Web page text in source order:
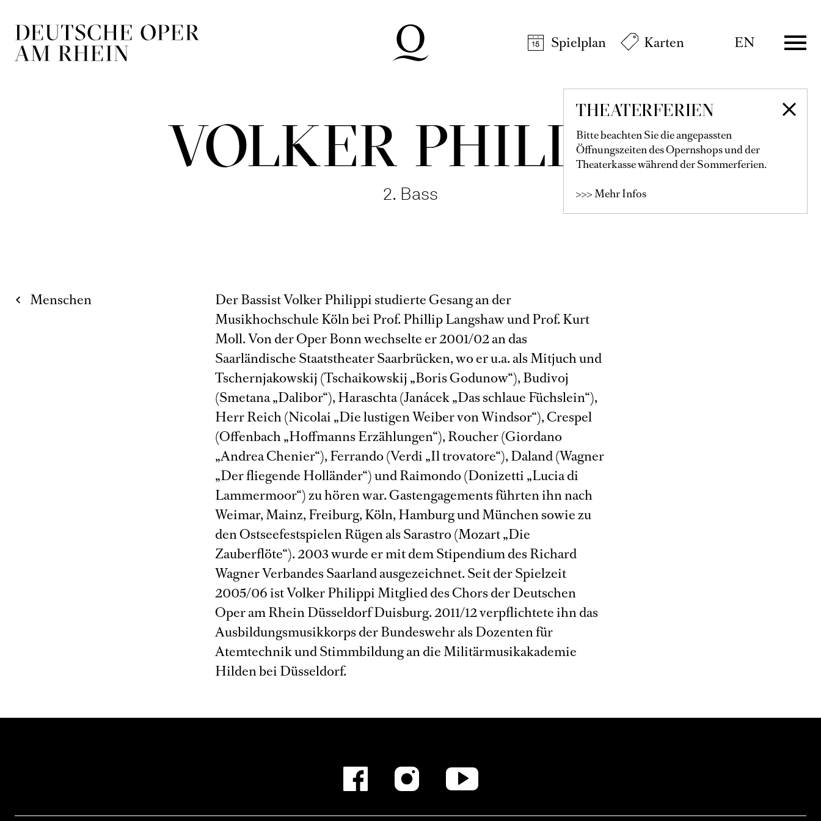
Spielplan
Karten EN
THEATERFERIEN
Bitte beachten Sie die angepassten
Öffnungszeiten des Opernshops und der
Theaterkasse während der Sommerferien.
>>> Mehr Infos
VOLKER PHILIPPI
2. Bass
Menschen
Der Bassist Volker Philippi studierte Gesang an der
Musikhochschule Köln bei Prof. Phillip Langshaw und Prof. Kurt
Moll. Von der Oper Bonn wechselte er 2001/02 an das
Saarländische Staatstheater Saarbrücken, wo er u.a. als Mitjuch und
Tschernjakowskij (Tschaikowskij „Boris Godunow“), Budivoj
(Smetana „Dalibor“), Haraschta (Janácek „Das schlaue Füchslein“),
Herr Reich (Nicolai „Die lustigen Weiber von Windsor“), Crespel
(Offenbach „Hoffmanns Erzählungen“), Roucher (Giordano
„Andrea Chenier“), Ferrando (Verdi „Il trovatore“), Daland (Wagner
„Der fliegende Holländer“) und Raimondo (Donizetti „Lucia di
Lammermoor“) zu hören war. Gastengagements führten ihn nach
Weimar, Mainz, Freiburg, Köln, Hamburg und München sowie zu
den Ostseefestspielen Rügen als Sarastro (Mozart „Die
Zauberflöte“). 2003 wurde er mit dem Stipendium des Richard
Wagner Verbandes Saarland ausgezeichnet. Seit der Spielzeit
2005/06 ist Volker Philippi Mitglied des Chors der Deutschen
Oper am Rhein Düsseldorf Duisburg. 2011/12 verpflichtete ihn das
Ausbildungsmusikkorps der Bundeswehr als Dozenten für
Atemtechnik und Stimmbildung an die Militärmusikakademie
Hilden bei Düsseldorf.